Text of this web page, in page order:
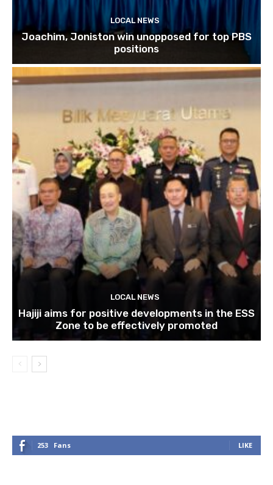
LOCAL NEWS
Joachim, Joniston win unopposed for top PBS
positions
LOCAL NEWS
Hajiji aims for positive developments in the ESS
Zone to be effectively promoted
253 Fans LIKE